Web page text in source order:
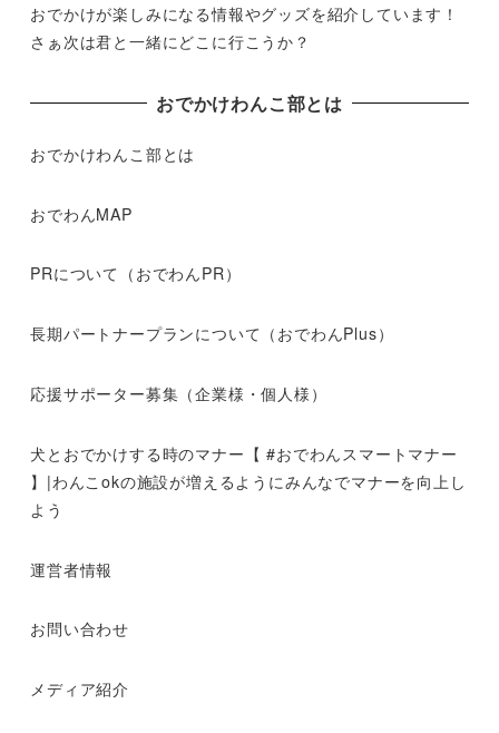
おでかけが楽しみになる情報やグッズを紹介しています！
さぁ次は君と一緒にどこに行こうか？
おでかけわんこ部とは
おでかけわんこ部とは
おでわんMAP
PRについて（おでわんPR）
長期パートナープランについて（おでわんPlus）
応援サポーター募集（企業様・個人様）
犬とおでかけする時のマナー【 #おでわんスマートマナー
】|わんこokの施設が増えるようにみんなでマナーを向上し
よう
運営者情報
お問い合わせ
メディア紹介